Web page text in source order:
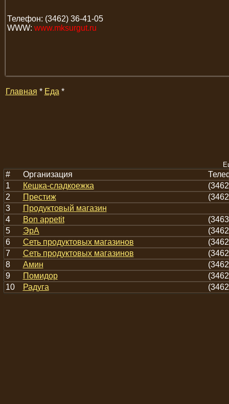
Телефон: (3462) 36-41-05
WWW: www.mksurgut.ru
Главная * Еда *
# Организация
1
Кешка-сладкоежка
2
Престиж
3
Продуктовый магазин
4
Bon appetit
5
ЭрА
6
Сеть продуктовых магазинов
7
Сеть продуктовых магазинов
8
Амин
9
Помидор
10
Радуга